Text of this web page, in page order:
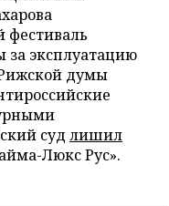
за эксплуатацию
думы
суд лишил
Люкс Рус».